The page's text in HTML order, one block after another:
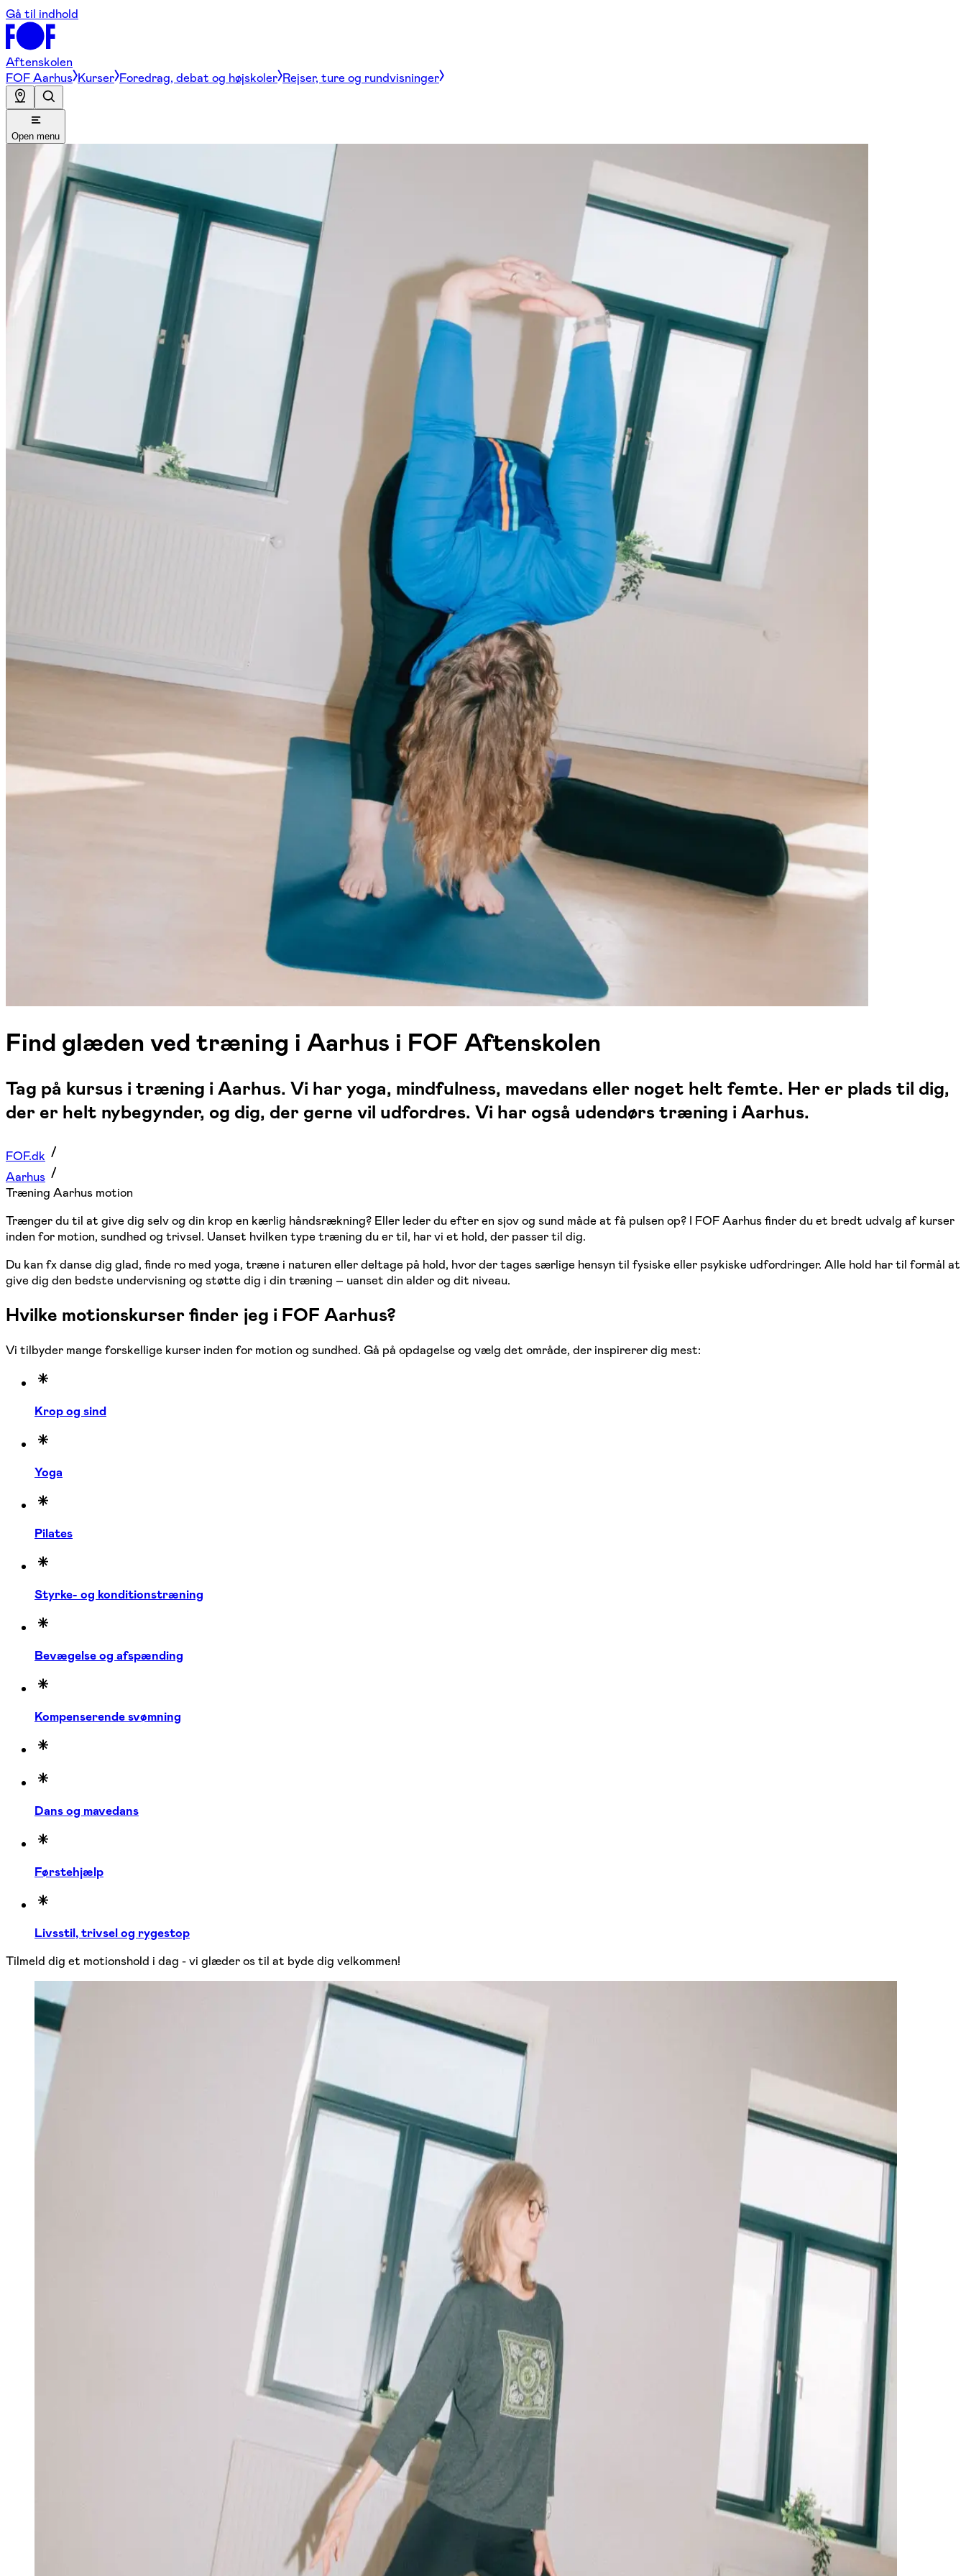
Gå til indhold
Aftenskolen
FOF Aarhus Kurser Foredrag, debat og højskoler Rejser, ture og rundvisninger
Open menu
Find glæden ved træning i Aarhus i FOF Aftenskolen
Tag på kursus i træning i Aarhus. Vi har yoga, mindfulness, mavedans eller noget helt femte. Her er plads til dig,
der er helt nybegynder, og dig, der gerne vil udfordres. Vi har også udendørs træning i Aarhus.
FOF.dk
Aarhus
Træning Aarhus motion
Trænger du til at give dig selv og din krop en kærlig håndsrækning? Eller leder du efter en sjov og sund måde at få pulsen op? I FOF Aarhus finder du et bredt udvalg af kurser
inden for motion, sundhed og trivsel. Uanset hvilken type træning du er til, har vi et hold, der passer til dig.
Du kan fx danse dig glad, finde ro med yoga, træne i naturen eller deltage på hold, hvor der tages særlige hensyn til fysiske eller psykiske udfordringer. Alle hold har til formål at
give dig den bedste undervisning og støtte dig i din træning – uanset din alder og dit niveau.
Hvilke motionskurser finder jeg i FOF Aarhus?
Vi tilbyder mange forskellige kurser inden for motion og sundhed. Gå på opdagelse og vælg det område, der inspirerer dig mest:
Krop og sind
Yoga
Pilates
Styrke- og konditionstræning
Bevægelse og afspænding
Kompenserende svømning
Dans og mavedans
Førstehjælp
Livsstil, trivsel og rygestop
Tilmeld dig et motionshold i dag - vi glæder os til at byde dig velkommen!